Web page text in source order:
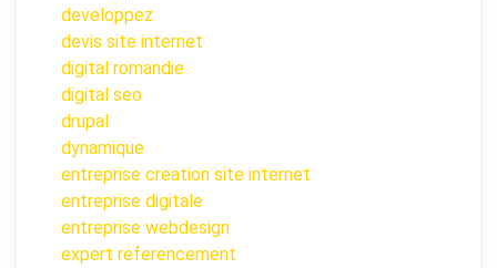
developpez
devis site internet
digital romandie
digital seo
drupal
dynamique
entreprise creation site internet
entreprise digitale
entreprise webdesign
expert referencement